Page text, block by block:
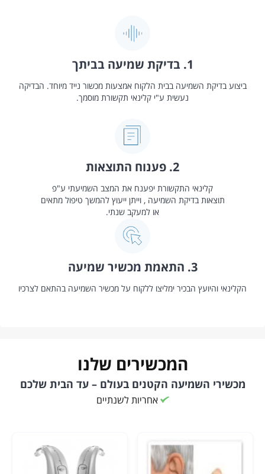
ביצוע בדיקת השמיעה בבית הלקוח אמצעות מכשור נייד מיוחד. הבדיקה
נעשית ע"י קלינאי תקשורת מוסמך.
קלינאי התקשורת יפענח את המצב השמיעתי ע"פ
תוצאות בדיקת השמיעה , וייתן ייעוץ להמשך טיפול מתאים
או למעקב שנתי.
הקלינאי והיועץ הבכיר ימליצו ללקוח על מכשיר השמיעה בהתאם לצרכיו
המכשירים שלנו
מכשירי השמיעה הקטנים בעולם – עד הבית שלכם
אחריות לשנתיים